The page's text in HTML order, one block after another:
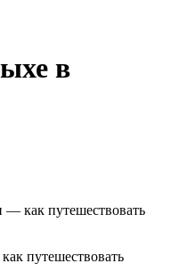
в
как путешествовать